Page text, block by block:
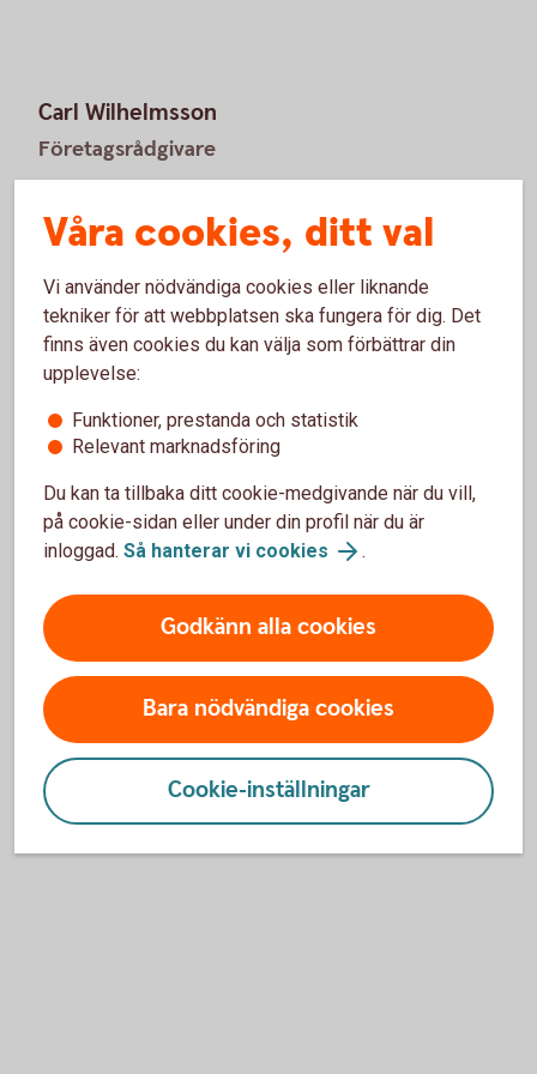
Carl Wilhelmsson
Företagsrådgivare
0392-376 11
carl.wilhelmsson@tidaholms-sparbank.se
Tomas Jonsson
0392-376 08
Peter Lidén
Placeringsrådgivare och Försäkringsrådgivare
0502-185 37
peter.liden@tidaholms-sparbank.se
Våra cookies, ditt val
Vi använder nödvändiga cookies eller liknande
tekniker för att webbplatsen ska fungera för dig. Det
finns även cookies du kan välja som förbättrar din
upplevelse:
Funktioner, prestanda och statistik
Relevant marknadsföring
Du kan ta tillbaka ditt cookie-medgivande när du vill,
på cookie-sidan eller under din profil när du är
inloggad. Så hanterar vi cookies .
Godkänn alla cookies
Bara nödvändiga cookies
Cookie-inställningar